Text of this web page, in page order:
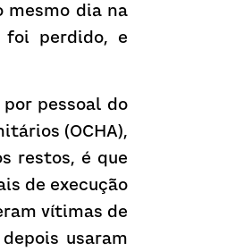
mesmo dia na
foi perdido, e
pessoal do
(OCHA),
restos, é que
de execução
vítimas de
usaram